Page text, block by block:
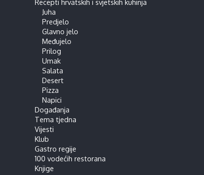
Recepti hrvatskih i svjetskih kuhinja
Juha
Predjelo
Glavno jelo
Međujelo
Prilog
Umak
Salata
Desert
Pizza
Napici
Događanja
Tema tjedna
Vijesti
Klub
Gastro regije
100 vodećih restorana
Knjige